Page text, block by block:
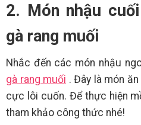
2. Món nhậu
gà rang muối
Nhắc đến các món nhậu
gà rang muối . Đây là món
cực lôi cuốn. Để thực hiện
tham khảo công thức nhé!